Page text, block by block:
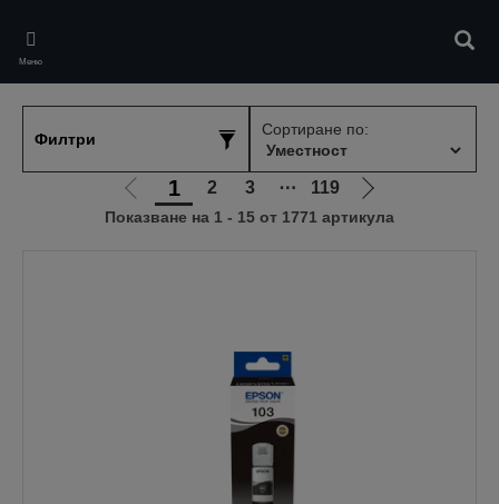
main
content
Меню
Филтри
Сортиране по:
Отиди
на
1 2 3 ⋯ 119
Отиди
на
Показване на 1 - 15 от 1771 артикула